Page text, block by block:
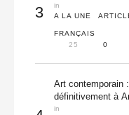
3
in
A LA UNE
FRANÇAIS
25
0
Art contemporain
définitivement à
in